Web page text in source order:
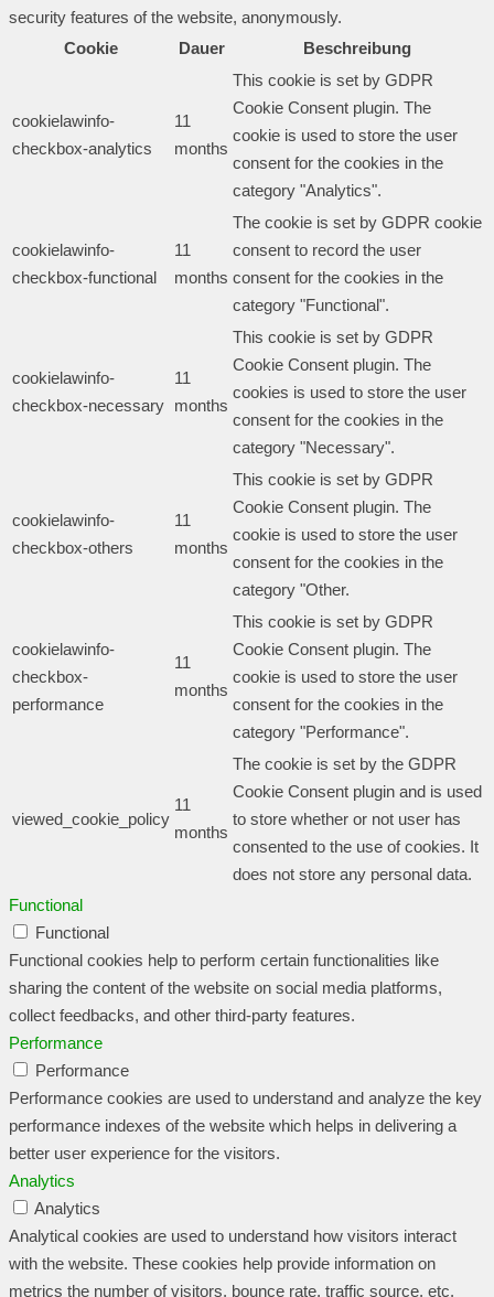
security features of the website, anonymously.
Cookie
Dauer Beschreibung
cookielawinfo-
checkbox-analytics
11
months
This cookie is set by GDPR
Cookie Consent plugin. The
cookie is used to store the user
consent for the cookies in the
category "Analytics".
cookielawinfo-
checkbox-functional
11
months
The cookie is set by GDPR cookie
consent to record the user
consent for the cookies in the
category "Functional".
cookielawinfo-
checkbox-necessary
11
months
This cookie is set by GDPR
Cookie Consent plugin. The
cookies is used to store the user
consent for the cookies in the
category "Necessary".
cookielawinfo-
checkbox-others
11
months
This cookie is set by GDPR
Cookie Consent plugin. The
cookie is used to store the user
consent for the cookies in the
category "Other.
cookielawinfo-
checkbox-
performance
11
months
This cookie is set by GDPR
Cookie Consent plugin. The
cookie is used to store the user
consent for the cookies in the
category "Performance".
viewed_cookie_policy
11
months
The cookie is set by the GDPR
Cookie Consent plugin and is used
to store whether or not user has
consented to the use of cookies. It
does not store any personal data.
Functional
Functional
Functional cookies help to perform certain functionalities like
sharing the content of the website on social media platforms,
collect feedbacks, and other third-party features.
Performance
Performance
Performance cookies are used to understand and analyze the key
performance indexes of the website which helps in delivering a
better user experience for the visitors.
Analytics
Analytics
Analytical cookies are used to understand how visitors interact
with the website. These cookies help provide information on
metrics the number of visitors, bounce rate, traffic source, etc.